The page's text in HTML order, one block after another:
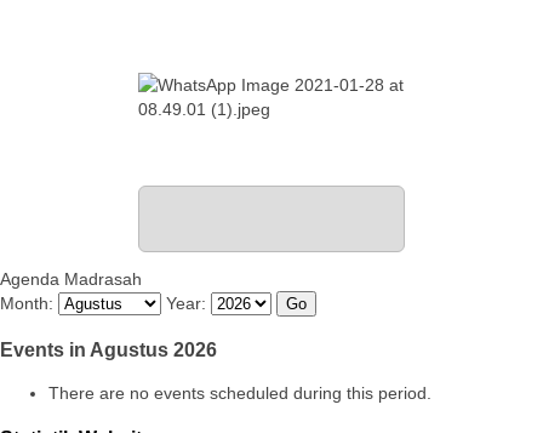
Agenda Madrasah
Month:
Year:
Events in Agustus 2026
There are no events scheduled during this period.